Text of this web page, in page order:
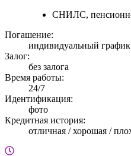
СНИЛС,
Погашение:
индивидуальный график
Залог:
без залога
Время работы:
24/7
Идентификация:
фото
Кредитная история:
отличная / хорошая /